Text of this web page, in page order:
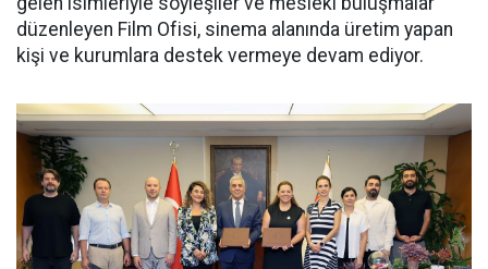
düzenleyen Film Ofisi, sinema alanında üretim yapan
kişi ve kurumlara destek vermeye devam ediyor.